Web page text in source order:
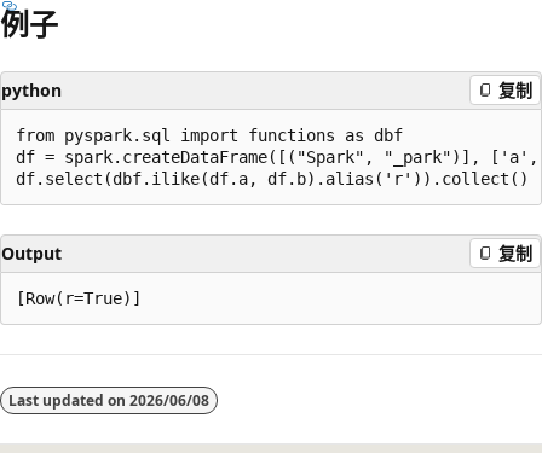
例子
python 复制
from pyspark.sql import functions as dbf
df = spark.createDataFrame([("Spark", "_park")],
Output 复制
模
式
Last updated on 2026/06/08